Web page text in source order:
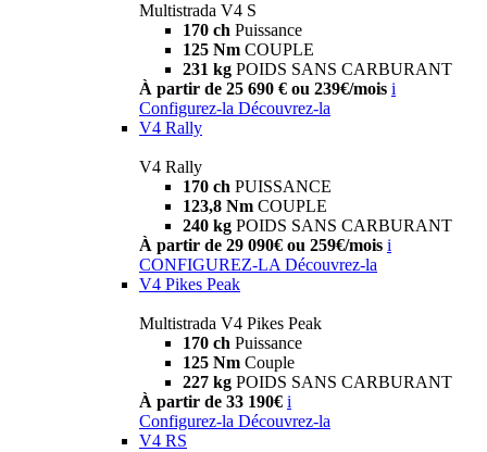
Multistrada V4 S
170 ch Puissance
125 Nm COUPLE
231 kg POIDS SANS CARBURANT
À partir de 25 690 € ou 239€/mois i
Configurez-la Découvrez-la
V4 Rally
V4 Rally
170 ch PUISSANCE
123,8 Nm COUPLE
240 kg POIDS SANS CARBURANT
À partir de 29 090€ ou 259€/mois i
CONFIGUREZ-LA Découvrez-la
V4 Pikes Peak
Multistrada V4 Pikes Peak
170 ch Puissance
125 Nm Couple
227 kg POIDS SANS CARBURANT
À partir de 33 190€ i
Configurez-la Découvrez-la
V4 RS